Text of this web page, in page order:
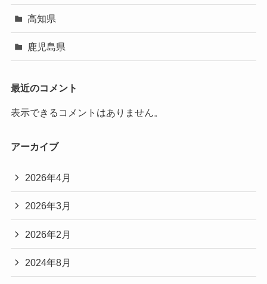
高知県
鹿児島県
最近のコメント
表示できるコメントはありません。
アーカイブ
2026年4月
2026年3月
2026年2月
2024年8月